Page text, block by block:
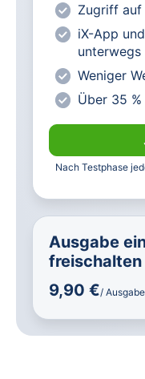
Zugriff auf
iX-App
unterwegs
Weniger
Über 35
Nach Testphase
Ausgabe
freischalten
9,90 €/ Ausgabe